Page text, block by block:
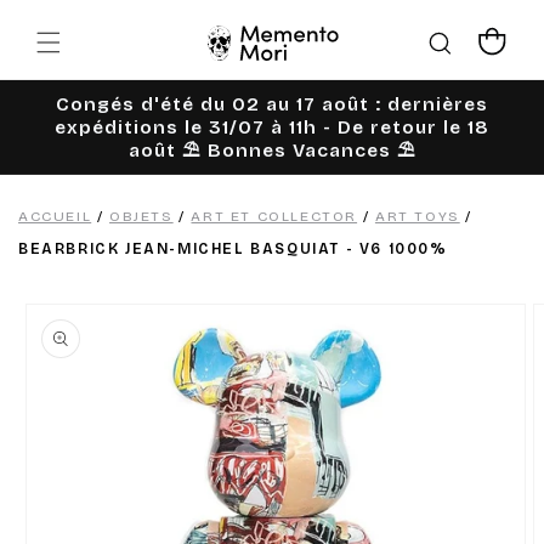
passer au
contenu
Panier
Congés d'été du 02 au 17 août : dernières
expéditions le 31/07 à 11h - De retour le 18
août ⛱️ Bonnes Vacances ⛱️
ACCUEIL / OBJETS / ART ET COLLECTOR / ART TOYS /
BEARBRICK JEAN-MICHEL BASQUIAT - V6 1000%
informations
produits